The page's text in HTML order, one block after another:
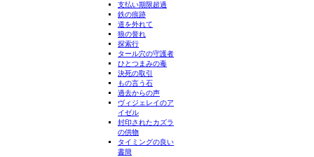
支払い期限超過
鉄の痕跡
道を外れて
狼の誉れ
探索行
タール穴の守護者
ひとつまみの毒
決死の取引
もの言う石
過去からの声
ヴィジェレイのア
イゼル
封印されたカズラ
の供物
タイミングの良い
書簡